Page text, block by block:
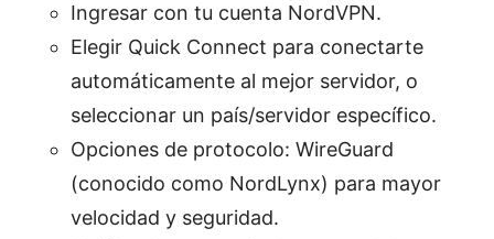
Ingresar con tu cuenta NordVPN.
Elegir Quick Connect para conectarte
automáticamente al mejor servidor, o
seleccionar un país/servidor específico.
Opciones de protocolo: WireGuard
(conocido como NordLynx) para mayor
velocidad y seguridad.